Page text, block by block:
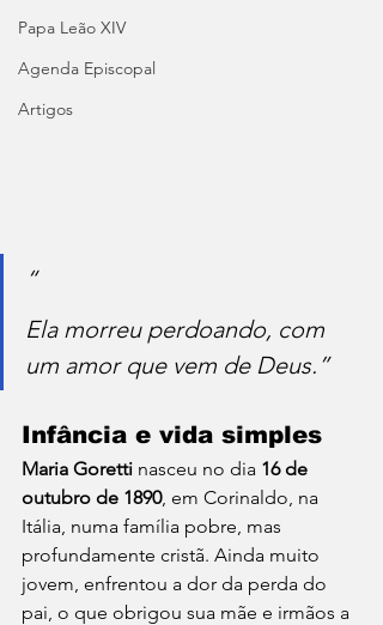
Papa Leão XIV
Agenda Episcopal
Artigos
“
Ela morreu perdoando, com
um amor que vem de Deus.”
Infância e vida simples
Maria Goretti nasceu no dia 16 de
outubro de 1890, em Corinaldo, na
Itália, numa família pobre, mas
profundamente cristã. Ainda muito
jovem, enfrentou a dor da perda do
pai, o que obrigou sua mãe e irmãos a